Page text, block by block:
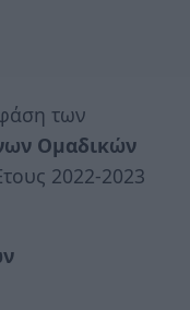
των
Ομαδικών
2022-2023